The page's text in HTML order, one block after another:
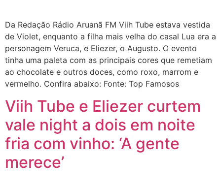
Da Redação Rádio Aruanã FM Viih Tube estava vestida
de Violet, enquanto a filha mais velha do casal Lua era a
personagem Veruca, e Eliezer, o Augusto. O evento
tinha uma paleta com as principais cores que remetiam
ao chocolate e outros doces, como roxo, marrom e
vermelho. Confira abaixo: Fonte: Top Famosos
Viih Tube e Eliezer curtem
vale night a dois em noite
fria com vinho: ‘A gente
merece’